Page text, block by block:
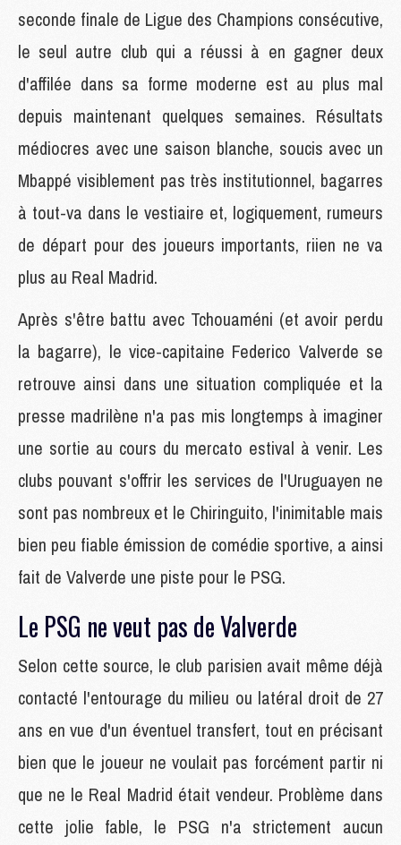
seconde finale de Ligue des Champions consécutive,
le seul autre club qui a réussi à en gagner deux
d'affilée dans sa forme moderne est au plus mal
depuis maintenant quelques semaines. Résultats
médiocres avec une saison blanche, soucis avec un
Mbappé visiblement pas très institutionnel, bagarres
à tout-va dans le vestiaire et, logiquement, rumeurs
de départ pour des joueurs importants, riien ne va
plus au Real Madrid.
Après s'être battu avec Tchouaméni (et avoir perdu
la bagarre), le vice-capitaine Federico Valverde se
retrouve ainsi dans une situation compliquée et la
presse madrilène n'a pas mis longtemps à imaginer
une sortie au cours du mercato estival à venir. Les
clubs pouvant s'offrir les services de l'Uruguayen ne
sont pas nombreux et le Chiringuito, l'inimitable mais
bien peu fiable émission de comédie sportive, a ainsi
fait de Valverde une piste pour le PSG.
Le PSG ne veut pas de Valverde
Selon cette source, le club parisien avait même déjà
contacté l'entourage du milieu ou latéral droit de 27
ans en vue d'un éventuel transfert, tout en précisant
bien que le joueur ne voulait pas forcément partir ni
que ne le Real Madrid était vendeur. Problème dans
cette jolie fable, le PSG n'a strictement aucun